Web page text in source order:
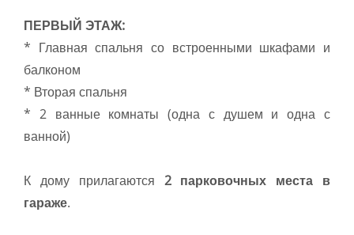
ПЕРВЫЙ ЭТАЖ:
* Главная спальня со встроенными шкафами и
балконом
* Вторая спальня
* 2 ванные комнаты (одна с душем и одна с
ванной)
К дому прилагаются 2 парковочных места в
гараже.